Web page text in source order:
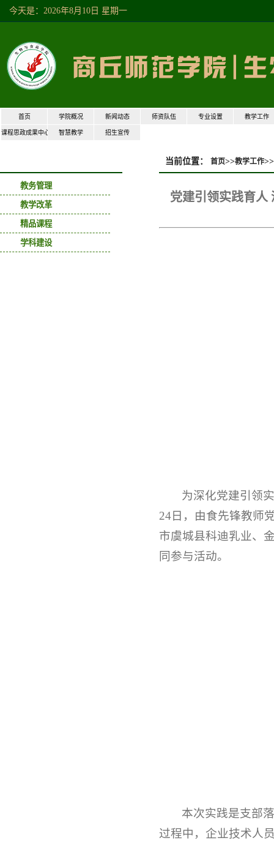
今天是：2026年8月10日 星期一
首页 学院概况 新闻动态 师资队伍 专业设置 教学工作
课程思政成果中心 智慧教学 招生宣传
教务管理
教学改革
精品课程
学科建设
当前位置： 首页>>教学工作>>
党建引领实践育
为深化党建引领
24日，由食先锋教师
市虞城县科迪乳业、
同参与活动。
本次实践是支部
过程中，企业技术人